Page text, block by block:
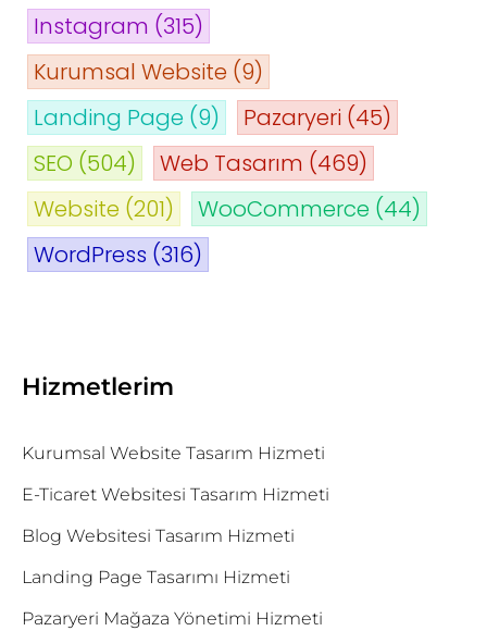
Instagram (315)
Kurumsal Website (9)
Landing Page (9) Pazaryeri (45)
SEO (504) Web Tasarım (469)
Website (201) WooCommerce (44)
WordPress (316)
Hizmetlerim
Kurumsal Website Tasarım Hizmeti
E-Ticaret Websitesi Tasarım Hizmeti
Blog Websitesi Tasarım Hizmeti
Landing Page Tasarımı Hizmeti
Pazaryeri Mağaza Yönetimi Hizmeti